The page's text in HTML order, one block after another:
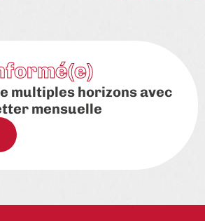
multiples horizons avec
mensuelle